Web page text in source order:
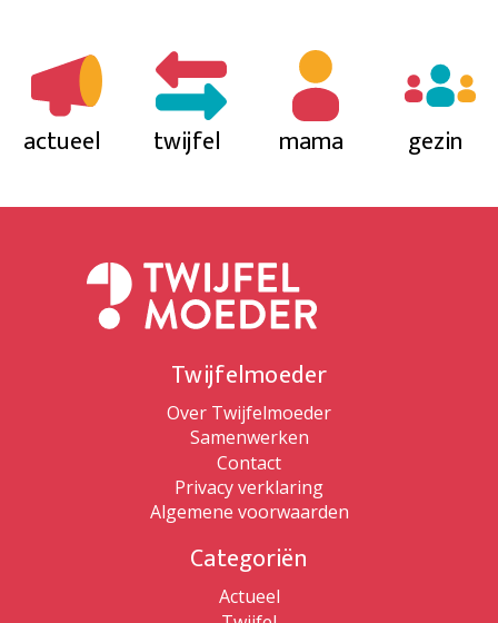
actueel twijfel mama gezin
Twijfelmoeder
Over Twijfelmoeder
Samenwerken
Contact
Privacy verklaring
Algemene voorwaarden
Categoriën
Actueel